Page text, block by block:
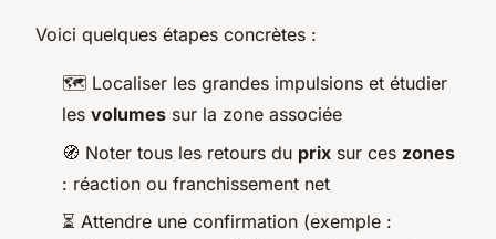
Voici quelques étapes concrètes :
🗺️ Localiser les grandes impulsions et étudier
les volumes sur la zone associée
🧭 Noter tous les retours du prix sur ces zones
: réaction ou franchissement net
⏳ Attendre une confirmation (exemple :